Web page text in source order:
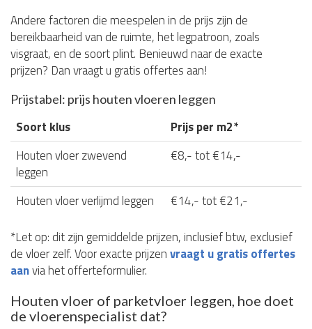
Andere factoren die meespelen in de prijs zijn de
bereikbaarheid van de ruimte, het legpatroon, zoals
visgraat, en de soort plint. Benieuwd naar de exacte
prijzen? Dan vraagt u gratis offertes aan!
Prijstabel: prijs houten vloeren leggen
Soort klus
Prijs per m2*
Houten vloer zwevend
leggen
€8,- tot €14,-
Houten vloer verlijmd leggen
€14,- tot €21,-
*Let op: dit zijn gemiddelde prijzen, inclusief btw, exclusief
de vloer zelf. Voor exacte prijzenvraagt u gratis offertes
aanvia het offerteformulier.
Houten vloer of parketvloer leggen, hoe doet
de vloerenspecialist dat?